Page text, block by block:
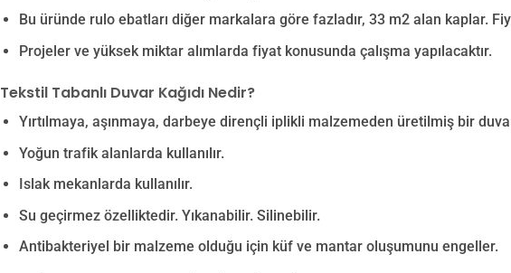
Bu üründe rulo ebatları diğer markalara göre fazladır, 33 m2 alan kaplar.
Projeler ve yüksek miktar alımlarda fiyat konusunda çalışma yapılacaktır.
Tekstil Tabanlı Duvar Kağıdı Nedir?
Yırtılmaya, aşınmaya, darbeye dirençli iplikli malzemeden üretilmiş bir
Yoğun trafik alanlarda kullanılır.
Islak mekanlarda kullanılır.
Su geçirmez özelliktedir. Yıkanabilir. Silinebilir.
Antibakteriyel bir malzeme olduğu için küf ve mantar oluşumunu engeller.